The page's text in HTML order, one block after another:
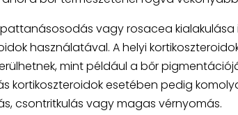
vagy rosacea kialakulása
használatával. A helyi
mint például a bőr
kortikoszteroidok esetében pedig
csontritkulás vagy magas vérnyomás.